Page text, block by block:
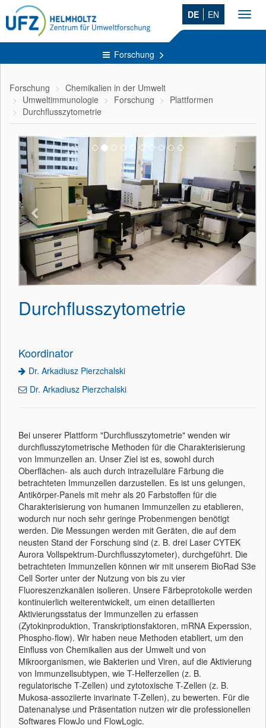
DE EN
Forschung
Forschung
Chemikalien in der Umwelt
Umweltimmunologie
Forschung
Plattformen
Durchflusszytometrie
Durchflusszytometrie
Koordinator
Dr. Arkadiusz Pierzchalski
Dr. Arkadiusz Pierzchalski
Bei unserer Plattform "Durchflusszytometrie" wenden wir
durchflusszytometrische Methoden für die Charakterisierung
von Immunzellen an. Unser Ziel ist es, sowohl durch
Oberflächen- als auch durch intrazelluläre Färbung die
betrachteten Immunzellen darzustellen. Es ist uns gelungen,
Antikörper-Panels mit mehr als 20 Farbstoffen für die
Charakterisierung von humanen Immunzellen zu etablieren,
wodurch nur noch sehr geringe Probenmengen benötigt
werden. Die Messungen werden mit Geräten, die auf dem
neusten Stand der Forschung sind (z. B. drei Laser CYTEK
Aurora Vollspektrum-Durchflusszytometer), durchgeführt. Die
betrachteten Immunzellen können wir mit unserem BioRad S3e
Cell Sorter unter der Nutzung von bis zu vier
Fluoreszenzkanälen isolieren. Unsere Färbeprotokolle werden
kontinuierlich weiterentwickelt, um einen detaillierten
Aktivierungsstatus der Immunzellen zu erfassen
(Zytokinproduktion, Transkriptionsfaktoren, mRNA Experssion,
Phospho-flow). Wir haben neue Methoden etabliert, um den
Einfluss von Chemikalien aus der Umwelt und von
Mikroorganismen, wie Bakterien und Viren, auf die Aktivierung
von Immunzellsubtypen, wie T-Helferzellen (z. B.
regulatorische T-Zellen) und zytotoxische T-Zellen (z. B.
Mukosa-assoziierte invarinate T-Zellen), zu bewerten. Für die
Datenanalyse und Präsentation nutzen wir die professionellen
Softwares FlowJo und FlowLogic.